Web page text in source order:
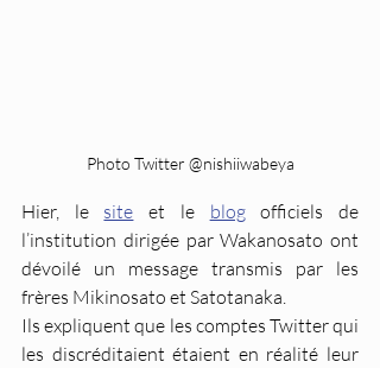
Photo Twitter @nishiiwabeya
Hier, le site et le blog officiels de
l’institution dirigée par Wakanosato ont
dévoilé un message transmis par les
frères Mikinosato et Satotanaka.
Ils expliquent que les comptes Twitter qui
les discréditaient étaient en réalité leur